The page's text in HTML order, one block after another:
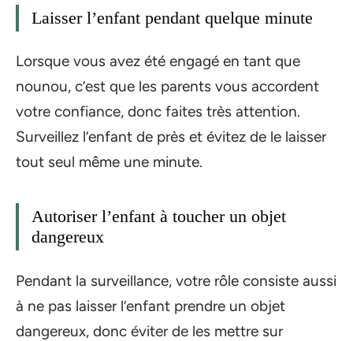
Laisser l’enfant pendant quelque minute
Lorsque vous avez été engagé en tant que
nounou, c’est que les parents vous accordent
votre confiance, donc faites très attention.
Surveillez l’enfant de près et évitez de le laisser
tout seul même une minute.
Autoriser l’enfant à toucher un objet
dangereux
Pendant la surveillance, votre rôle consiste aussi
à ne pas laisser l’enfant prendre un objet
dangereux, donc éviter de les mettre sur